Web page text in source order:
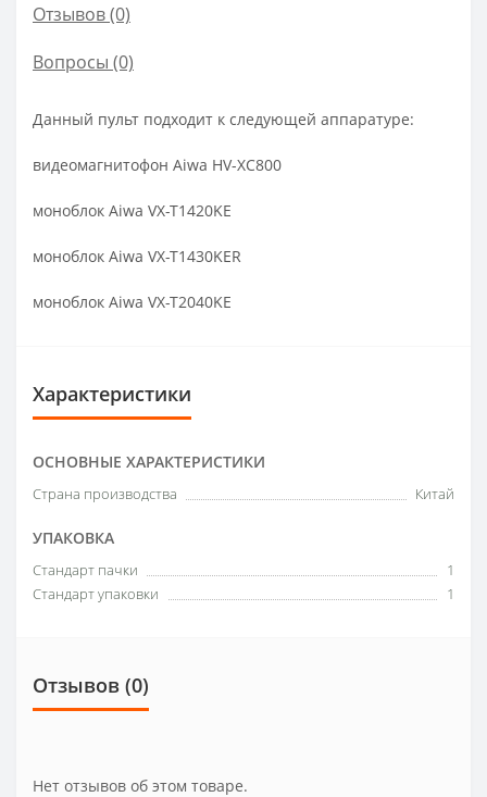
Отзывов (0)
Вопросы (0)
Данный пульт подходит к следующей аппаратуре:
видеомагнитофон Aiwa HV-XC800
моноблок Aiwa VX-T1420KE
моноблок Aiwa VX-T1430KER
моноблок Aiwa VX-T2040KE
Характеристики
ОСНОВНЫЕ ХАРАКТЕРИСТИКИ
Страна производства Китай
УПАКОВКА
Стандарт пачки
1
Стандарт упаковки
1
Отзывов (0)
Нет отзывов об этом товаре.